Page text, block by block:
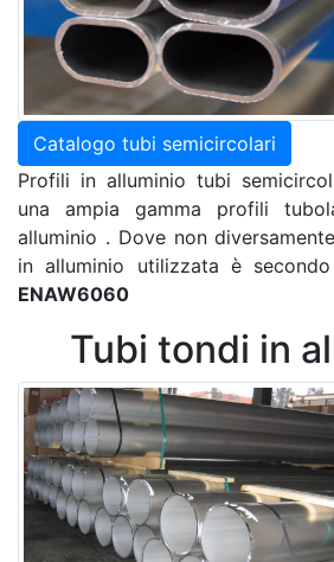
Catalogo tubi semicircolari
Profili in alluminio tubi
una ampia gamma profili
alluminio . Dove non
in alluminio utilizzata è
ENAW6060
Tubi tondi in